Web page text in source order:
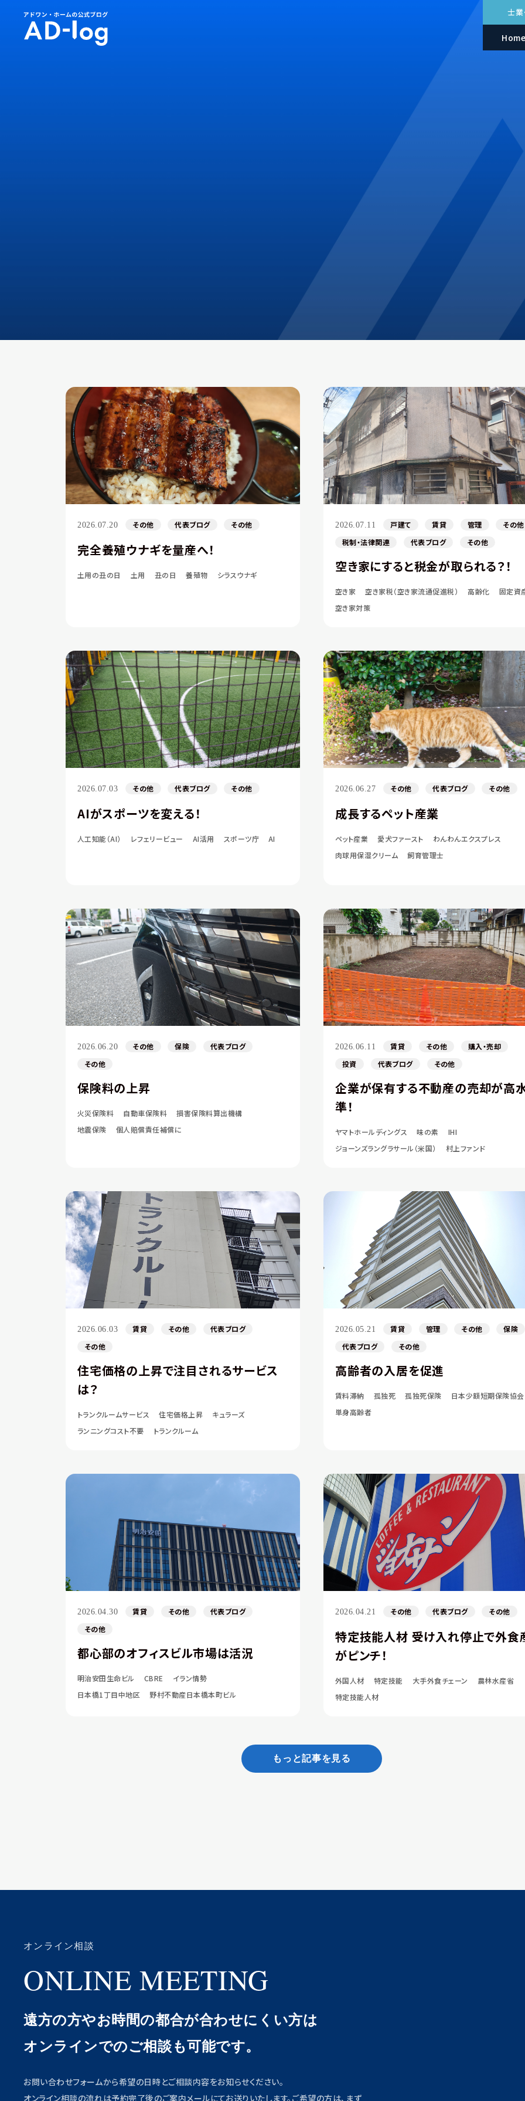
士業
2026.07.20 その他 代表ブログ その他
完全養殖ウナギを量産へ！
土用の丑の日 土用 丑の日 養殖物 シラスウナギ
2026.07.11 戸建て 賃貸 管理
その他
税制・法律関連
代表ブログ その他
空き家にすると税金が取られる？！
空き家 空き家税（空き家流通促進税） 高齢化
固定資
空き家対策
2026.07.03 その他 代表ブログ その他
AIがスポーツを変える！
人工知能（AI） レフェリービュー AI活用 スポーツ庁 AI
2026.06.27 その他 代表ブログ その他
成長するペット産業
ペット産業 愛犬ファースト
わんわんエクスプレス
肉球用保湿クリーム
飼育管理士
2026.06.20 その他 保険
代表ブログ
その他
保険料の上昇
火災保険料 自動車保険料
損害保険料算出機構
地震保険
個人賠償責任補償に
2026.06.11 賃貸 その他
購入・売却
投資
代表ブログ その他
企業が保有する不動産の売却が高
準！
ヤマトホールディングス 味の素
IHI
ジョーンズラングラサール（米国）
村上ファンド
2026.06.03 賃貸 その他
代表ブログ
その他
住宅価格の上昇で注目されるサービス
は？
トランクルームサービス 住宅価格上昇
キュラーズ
ランニングコスト不要
トランクルーム
2026.05.21 賃貸 管理 その他
保険
代表ブログ
その他
高齢者の入居を促進
賃料滞納 孤独死 孤独死保険
日本少額短期保険協会
単身高齢者
2026.04.30 賃貸 その他
代表ブログ
その他
都心部のオフィスビル市場は活況
明治安田生命ビル CBRE
イラン情勢
日本橋1丁目中地区
野村不動産日本橋本町ビル
2026.04.21 その他 代表ブログ その他
特定技能人材 受け入れ停止で外食
がピンチ！
外国人材 特定技能 大手外食チェーン
農林水産省
特定技能人材
もっと記事を見る
オンライン相談
ONLINE MEETING
遠方の方やお時間の都合が合わせにくい方は
オンラインでのご相談も可能です。
お問い合わせフォームから希望の日時とご相談内容をお知らせください。
オンライン相談の流れは予約完了後のご案内メールにてお送りいたします。ご希望の方は、まず